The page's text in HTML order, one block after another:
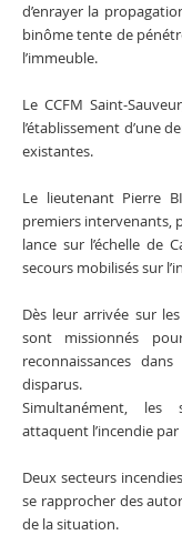
d’enrayer la
binôme tente de
l’immeuble.
Le CCFM Saint-
l’établissement d’une
existantes.
Le lieutenant Pierre
premiers intervenants,
lance sur l’échelle de
secours mobilisés sur
Dès leur arrivée sur
sont missionnés
reconnaissances
disparus.
Simultanément, les
attaquent l’incendie
Deux secteurs
se rapprocher des
de la situation.